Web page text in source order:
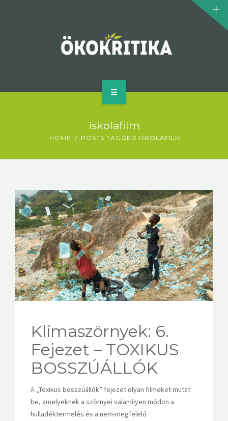
SZERZŐ
KAPCSOLAT
iskolafilm
HOME POSTS TAGGED ISKOLAFILM
Klímaszörnyek: 6.
Fejezet – TOXIKUS
BOSSZÚÁLLÓK
A „Toxikus bosszúállók” fejezet olyan filmeket mutat
be, amelyeknek a szörnyei valamilyen módon a
hulladéktermelés és a nem-megfelelő